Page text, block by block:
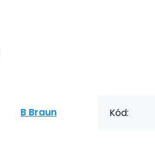
B Braun Kód: